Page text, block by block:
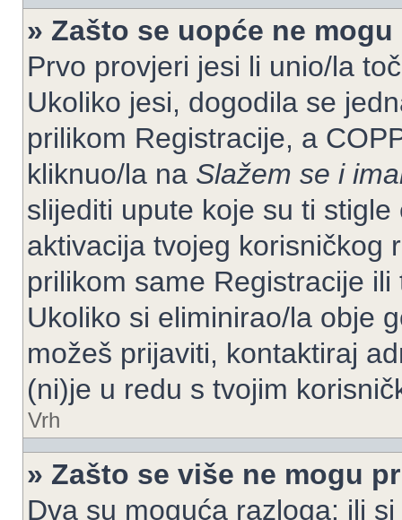
» Zašto se uopće ne
Prvo provjeri jesi li unio/la
Ukoliko jesi, dogodila se
prilikom Registracije, a
kliknuo/la na Slažem se i
slijediti upute koje su ti
aktivacija tvojeg korisničkog
prilikom same Registracije
Ukoliko si eliminirao/la obje
možeš prijaviti, kontaktiraj
(ni)je u redu s tvojim
Vrh
» Zašto se više ne mogu
Dva su moguća razloga: ili